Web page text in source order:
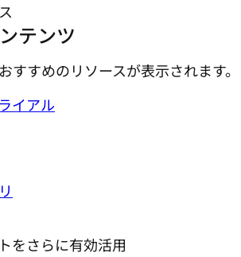
テンツ
すすめのリソースが表示されます。
イアル
をさらに有効活用